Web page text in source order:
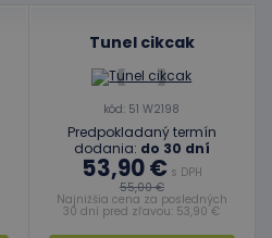
Tunel cikcak
kód: 51 W2198
Predpokladaný termín
dodania: do 30 dní
53,90 € s DPH
55,00 €
Najnižšia cena za posledných
30 dní pred zľavou: 53,90 €